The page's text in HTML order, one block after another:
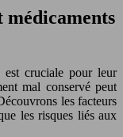
médicaments
est cruciale pour leur
mal conservé peut
les facteurs
les risques liés aux